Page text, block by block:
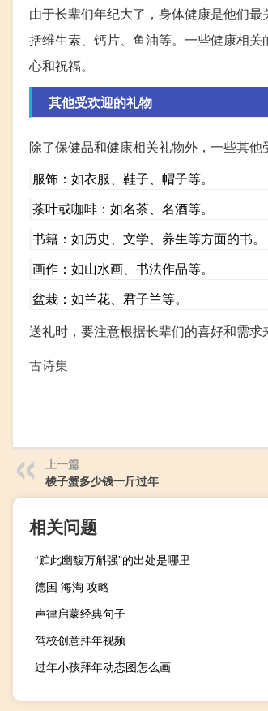
由于长辈们年纪大了，身体健康是他们
括维生素、钙片、鱼油等。一些健康相
心和祝福。
其他受欢迎的礼物
除了保健品和健康相关礼物外，一些其他
服饰：如衣服、鞋子、帽子等。
茶叶或咖啡：如名茶、名酒等。
书籍：如历史、文学、养生等方面的书。
画作：如山水画、书法作品等。
盆栽：如兰花、君子兰等。
送礼时，要注意根据长辈们的喜好和需求
古诗集
上一篇
梭子蟹多少钱一斤过年
相关问题
“贮此幽馥万斛强”的出处是哪里
德国 海淘 攻略
声律启蒙经典句子
驾校创意拜年视频
过年小孩拜年动态图怎么画